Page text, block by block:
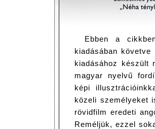
Ebben a
kiadásában
kiadásához készült
magyar nyelvű
képi
közeli személyeket
rövidfilm eredeti
Reméljük, ezzel